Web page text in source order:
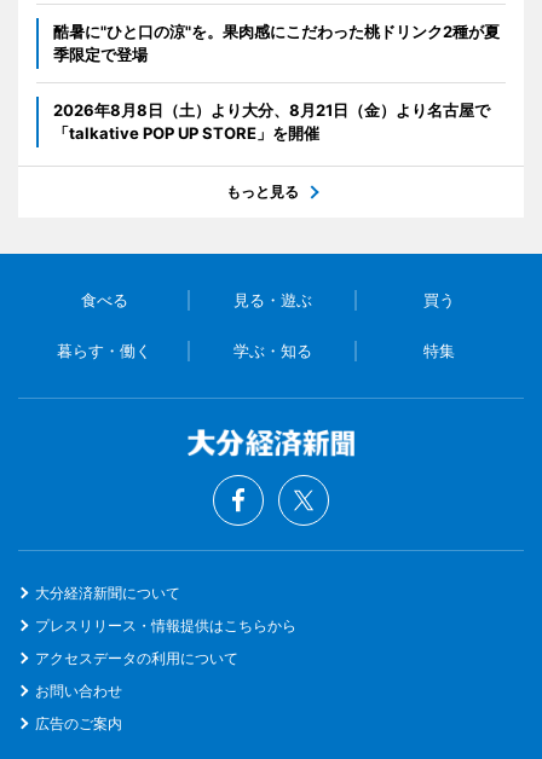
酷暑に"ひと口の涼"を。果肉感にこだわった桃ドリンク2種が夏
季限定で登場
2026年8月8日（土）より大分、8月21日（金）より名古屋で
「talkative POP UP STORE」を開催
もっと見る
食べる 見る・遊ぶ 買う
暮らす・働く 学ぶ・知る 特集
大分経済新聞について
プレスリリース・情報提供はこちらから
アクセスデータの利用について
お問い合わせ
広告のご案内